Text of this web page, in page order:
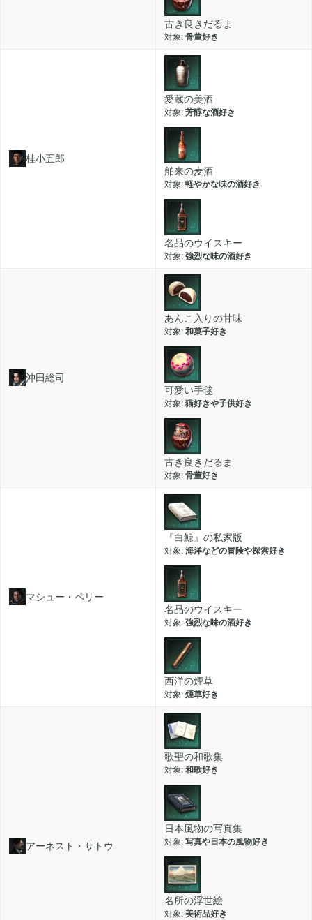
古き良きだるま
骨董好き
桂小五郎
愛蔵の美酒
芳醇な酒好き
舶来の麦酒
軽やかな味の酒好き
名品のウイスキー
強烈な味の酒好き
沖田総司
あんこ入りの甘味
和菓子好き
可愛い手毬
猫好きや子供好き
古き良きだるま
骨董好き
マシュー・ペリー
『白鯨』の私家版
海洋などの冒険や探索好き
名品のウイスキー
強烈な味の酒好き
西洋の煙草
煙草好き
アーネスト・サトウ
歌聖の和歌集
和歌好き
日本風物の写真集
写真や日本の風物好き
名所の浮世絵
美術品好き
2018年10月